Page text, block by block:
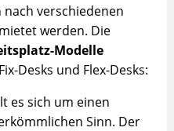
nach verschiedenen
werden. Die
Modelle
Desks und Flex-Desks:
es sich um einen
Sinn. Der